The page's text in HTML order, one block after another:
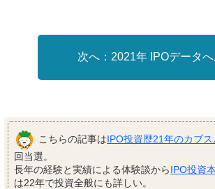
2021年 IPOデータへ
こちらの記事はIPO投資歴21年のカブス
回当選。
長年の経験と実績による体験談からIPO投資
は22年で投資全般にも詳しい。